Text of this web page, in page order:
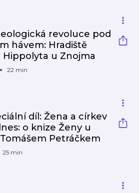
revoluce pod
hávem: Hradiště
Hippolyta u Znojma
22 min
díl: Žena a církev
o knize Ženy u
Petráčkem
25 min